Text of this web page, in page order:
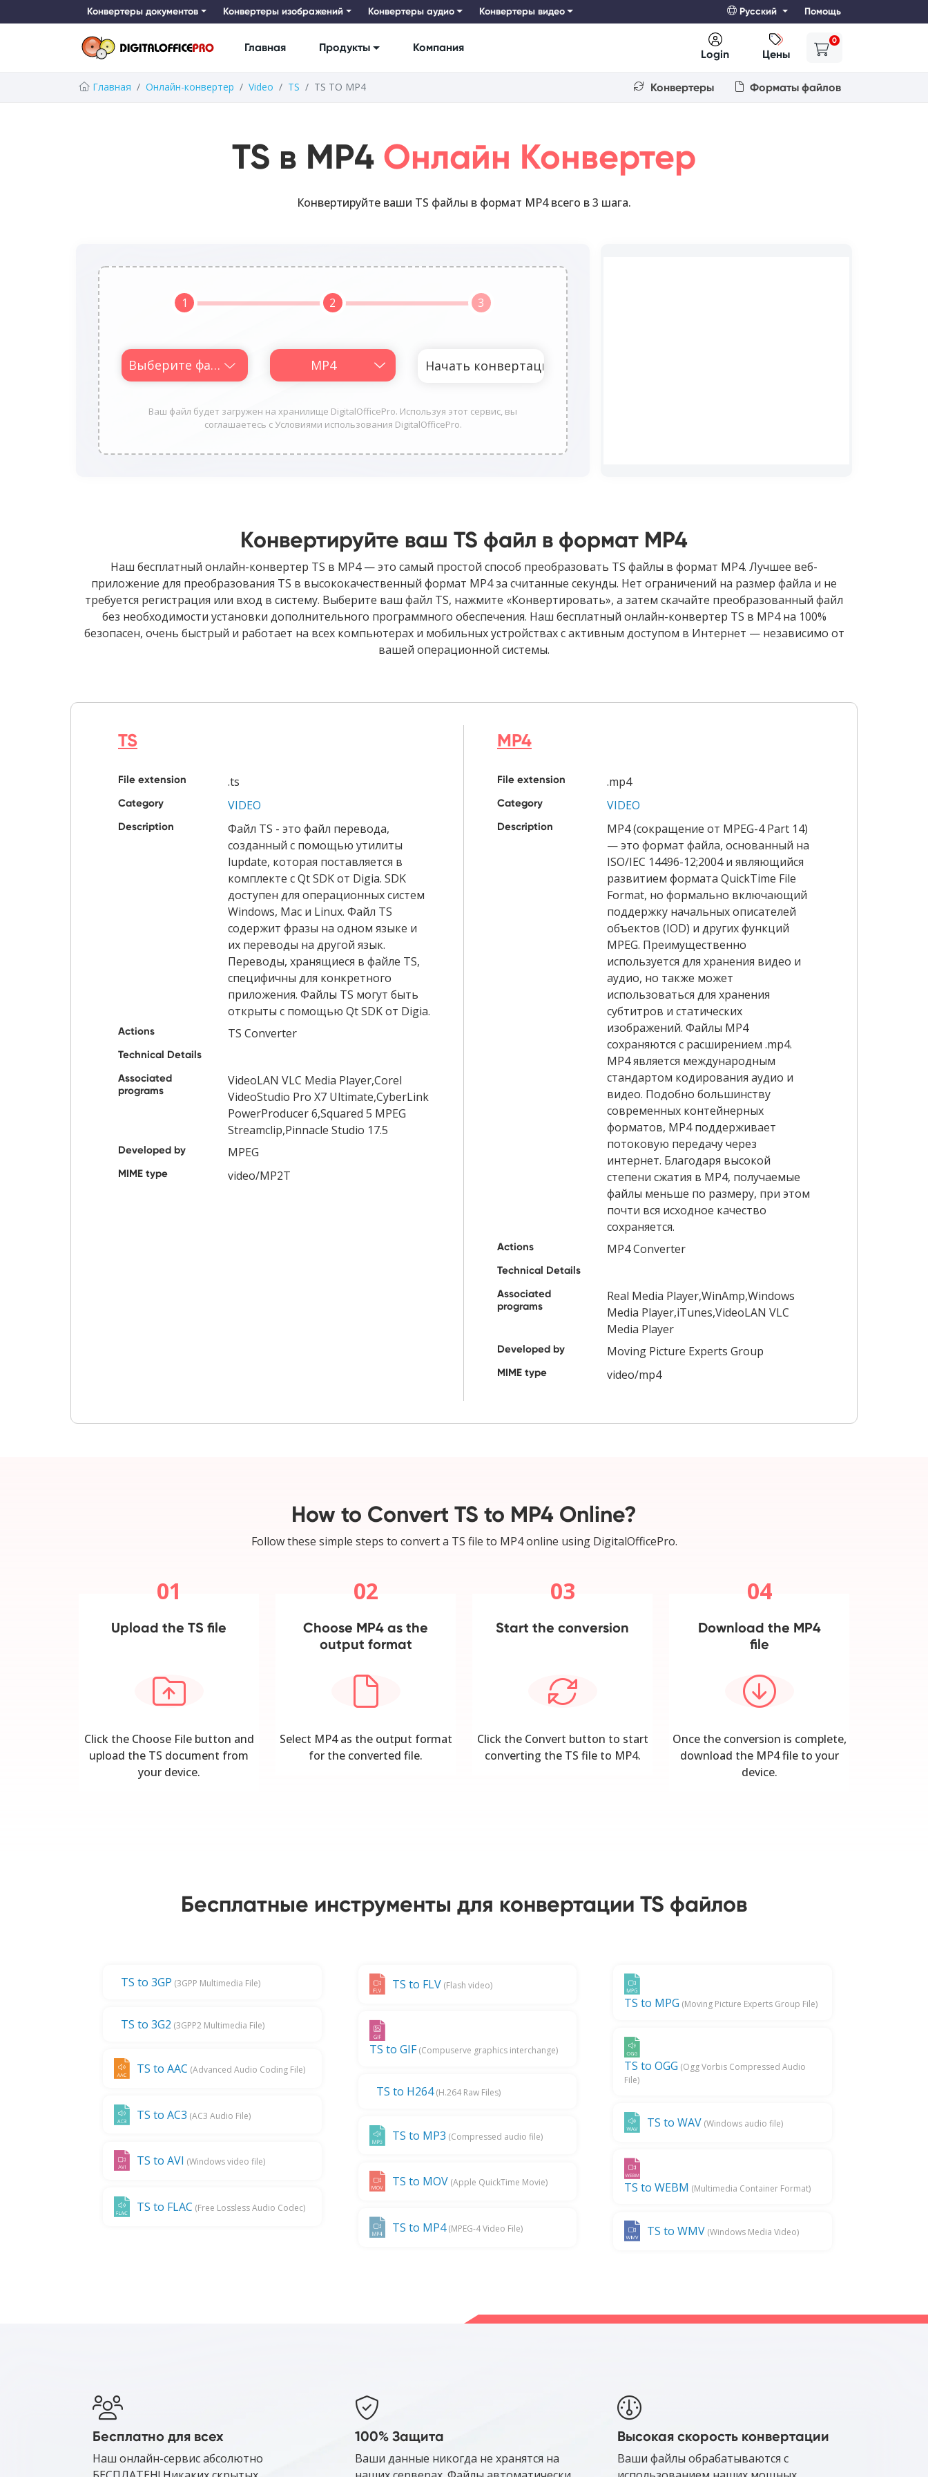
Конвертеры документов Конвертеры изображений Конвертеры аудио Конвертеры видео Русский Помощь
Главная Продукты Компания
Login Цены
0
Главная Онлайн-конвертер Video TS TS TO MP4 Конвертеры Форматы файлов
TS в MP4 Онлайн Конвертер
Конвертируйте ваши TS файлы в формат MP4 всего в 3 шага.
1
Выберите файл
2 3
Ваш файл будет загружен на хранилище DigitalOfficePro. Используя этот сервис, вы
соглашаетесь с Условиями использования DigitalOfficePro.
Конвертируйте ваш TS файл в формат MP4
Наш бесплатный онлайн-конвертер TS в MP4 — это самый простой способ преобразовать TS файлы в формат MP4. Лучшее веб-
приложение для преобразования TS в высококачественный формат MP4 за считанные секунды. Нет ограничений на размер файла и не
требуется регистрация или вход в систему. Выберите ваш файл TS, нажмите «Конвертировать», а затем скачайте преобразованный файл
без необходимости установки дополнительного программного обеспечения. Наш бесплатный онлайн-конвертер TS в MP4 на 100%
безопасен, очень быстрый и работает на всех компьютерах и мобильных устройствах с активным доступом в Интернет — независимо от
вашей операционной системы.
TS
File extension .ts
Category VIDEO
Description
Файл TS - это файл перевода,
созданный с помощью утилиты
lupdate, которая поставляется в
комплекте с Qt SDK от Digia. SDK
доступен для операционных систем
Windows, Mac и Linux. Файл TS
содержит фразы на одном языке и
их переводы на другой язык.
Переводы, хранящиеся в файле TS,
специфичны для конкретного
приложения. Файлы TS могут быть
открыты с помощью Qt SDK от Digia.
Actions TS Converter
Technical Details
Associated
programs
VideoLAN VLC Media Player,Corel
VideoStudio Pro X7 Ultimate,CyberLink
PowerProducer 6,Squared 5 MPEG
Streamclip,Pinnacle Studio 17.5
Developed by MPEG
MIME type video/MP2T
MP4
File extension .mp4
Category VIDEO
Description
MP4 (сокращение от MPEG-4 Part 14)
— это формат файла, основанный на
ISO/IEC 14496-12;2004 и являющийся
развитием формата QuickTime File
Format, но формально включающий
поддержку начальных описателей
объектов (IOD) и других функций
MPEG. Преимущественно
используется для хранения видео и
аудио, но также может
использоваться для хранения
субтитров и статических
изображений. Файлы MP4
сохраняются с расширением .mp4.
MP4 является международным
стандартом кодирования аудио и
видео. Подобно большинству
современных контейнерных
форматов, MP4 поддерживает
потоковую передачу через
интернет. Благодаря высокой
степени сжатия в MP4, получаемые
файлы меньше по размеру, при этом
почти вся исходное качество
сохраняется.
Actions MP4 Converter
Technical Details
Associated
programs
Real Media Player,WinAmp,Windows
Media Player,iTunes,VideoLAN VLC
Media Player
Developed by Moving Picture Experts Group
MIME type video/mp4
How to Convert TS to MP4 Online?
Follow these simple steps to convert a TS file to MP4 online using DigitalOfficePro.
01
Upload the TS file
Click the Choose File button and
upload the TS document from
your device.
02
Choose MP4 as the
output format
Select MP4 as the output format
for the converted file.
03
Start the conversion
Click the Convert button to start
converting the TS file to MP4.
04
Download the MP4
file
Once the conversion is complete,
download the MP4 file to your
device.
Бесплатные инструменты для конвертации TS файлов
TS to 3GP (3GPP Multimedia File)
TS to 3G2 (3GPP2 Multimedia File)
TS to AAC (Advanced Audio Coding File)
TS to AC3 (AC3 Audio File)
TS to AVI (Windows video file)
TS to FLAC (Free Lossless Audio Codec)
TS to FLV (Flash video)
TS to GIF(Compuserve graphics interchange)
TS to H264(H.264 Raw Files)
TS to MP3 (Compressed audio file)
TS to MOV (Apple QuickTime Movie)
TS to MP4(MPEG-4 Video File)
TS to MPG (Moving Picture Experts Group File)
TS to OGG (Ogg Vorbis Compressed Audio
File)
TS to WAV (Windows audio file)
TS to WEBM (Multimedia Container Format)
TS to WMV (Windows Media Video)
Бесплатно для всех
Наш онлайн-сервис абсолютно
100% Защита
Ваши данные никогда не хранятся на
Высокая скорость конвертации
Ваши файлы обрабатываются с